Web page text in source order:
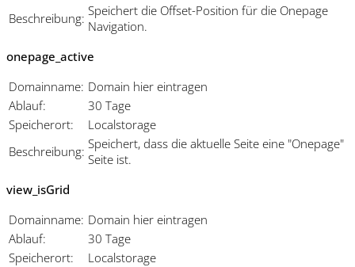
Beschreibung: Speichert die Offset-Position für die Onepage
Navigation.
onepage_active
Domainname: Domain hier eintragen
Ablauf:
30 Tage
Speicherort:
Localstorage
Beschreibung: Speichert, dass die aktuelle Seite eine "Onepage"
Seite ist.
view_isGrid
Domainname: Domain hier eintragen
Ablauf:
30 Tage
Speicherort:
Localstorage